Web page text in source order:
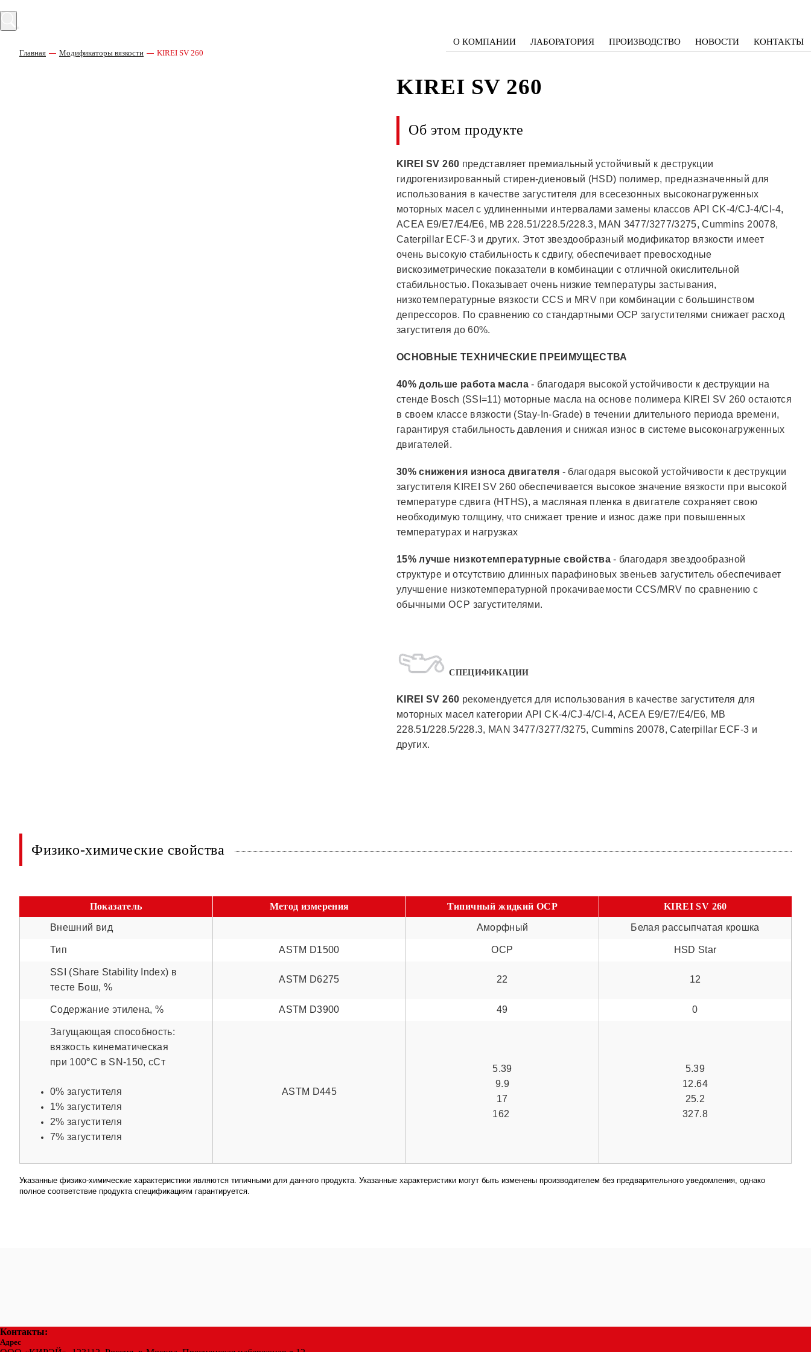
О КОМПАНИИ ЛАБОРАТОРИЯ ПРОИЗВОДСТВО НОВОСТИ КОНТАКТЫ
Главная Модификаторы вязкости KIREI SV 260
KIREI SV 260
Об этом продукте
KIREI SV 260 представляет премиальный устойчивый к деструкции
гидрогенизированный стирен-диеновый (HSD) полимер, предназначенный для
использования в качестве загустителя для всесезонных высоконагруженных
моторных масел с удлиненными интервалами замены классов API CK-4/CJ-4/CI-4,
ACEA E9/E7/Е4/Е6, MB 228.51/228.5/228.3, MAN 3477/3277/3275, Cummins 20078,
Caterpillar ECF-3 и других. Этот звездообразный модификатор вязкости имеет
очень высокую стабильность к сдвигу, обеспечивает превосходные
вискозиметрические показатели в комбинации с отличной окислительной
стабильностью. Показывает очень низкие температуры застывания,
низкотемпературные вязкости CCS и MRV при комбинации с большинством
депрессоров. По сравнению со стандартными ОСР загустителями снижает расход
загустителя до 60%.
ОСНОВНЫЕ ТЕХНИЧЕСКИЕ ПРЕИМУЩЕСТВА
40% дольше работа масла - благодаря высокой устойчивости к деструкции на
стенде Bosch (SSI=11) моторные масла на основе полимера KIREI SV 260 остаются
в своем классе вязкости (Stay-In-Grade) в течении длительного периода времени,
гарантируя стабильность давления и снижая износ в системе высоконагруженных
двигателей.
30% снижения износа двигателя - благодаря высокой устойчивости к деструкции
загустителя KIREI SV 260 обеспечивается высокое значение вязкости при высокой
температуре сдвига (HTHS), а масляная пленка в двигателе сохраняет свою
необходимую толщину, что снижает трение и износ даже при повышенных
температурах и нагрузках
15% лучше низкотемпературные свойства- благодаря звездообразной
структуре и отсутствию длинных парафиновых звеньев загуститель обеспечивает
улучшение низкотемпературной прокачиваемости CCS/MRV по сравнению с
обычными ОСР загустителями.
СПЕЦИФИКАЦИИ
KIREI SV 260 рекомендуется для использования в качестве загустителя для
моторных масел категории API CK-4/CJ-4/CI-4, ACEA E9/E7/Е4/Е6, MB
228.51/228.5/228.3, MAN 3477/3277/3275, Cummins 20078, Caterpillar ECF-3 и
других.
Физико-химические свойства
Показатель Метод измерения Типичный жидкий OCP KIREI SV 260
Внешний вид Аморфный Белая рассыпчатая крошка
Тип ASTM D1500 ОСР HSD Star
SSI (Share Stability Index) в
тесте Бош, %
ASTM D6275 22 12
Содержание этилена, % ASTM D3900 49 0
Загущающая способность:
вязкость кинематическая
при 100°С в SN-150, сСт
0% загустителя
1% загустителя
2% загустителя
7% загустителя
ASTM D445
5.39
9.9
17
162
5.39
12.64
25.2
327.8
Указанные физико-химические характеристики являются типичными для данного продукта. Указанные характеристики могут быть изменены производителем без предварительного уведомления, однако
полное соответствие продукта спецификациям гарантируется.
Контакты:
Адрес